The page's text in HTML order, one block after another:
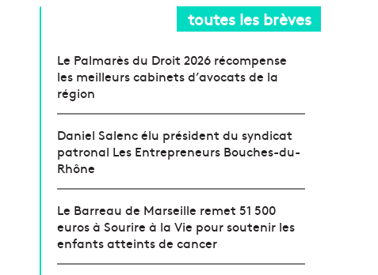
toutes les brèves
Le Palmarès du Droit 2026 récompense
les meilleurs cabinets d’avocats de la
région
Daniel Salenc élu président du syndicat
patronal Les Entrepreneurs Bouches-du-
Rhône
Le Barreau de Marseille remet 51 500
euros à Sourire à la Vie pour soutenir les
enfants atteints de cancer